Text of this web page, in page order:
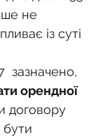
час
не
із суті
зазначено,
орендної
договору
бути